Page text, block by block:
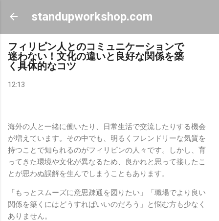
スキップしてメイン コンテンツに移動
standupworkshop.com
フィリピン人とのコミュニケーションで
迷わない！文化の違いと良好な関係を築
く具体的なコツ
12:13
海外の人と一緒に働いたり、日常生活で交流したりする機会
が増えています。その中でも、明るくフレンドリーな気質を
持つことで知られるのがフィリピンの人々です。しかし、育
ってきた環境や文化が異なるため、良かれと思って接したこ
とが思わぬ誤解を生んでしまうこともあります。
「もっとスムーズに意思疎通を図りたい」「職場でより良い
関係を築くにはどうすればいいのだろう」と悩む方も少なく
ありません。